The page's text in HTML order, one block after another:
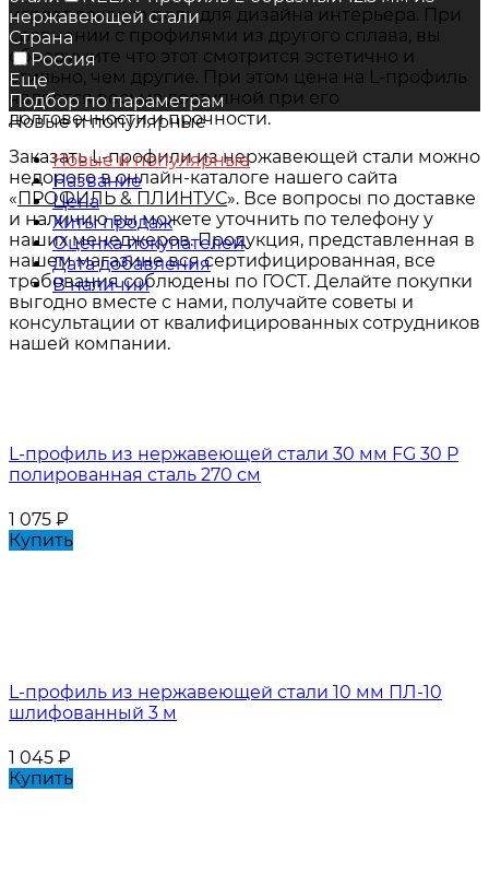
играет важную роль для дизайна интерьера. При
сравнении с профилями из другого сплава, вы
обнаружите что этот смотрится эстетично и
стильно, чем другие. При этом цена на L-профиль
является весьма доступной при его
долговечности и прочности.
Заказать L-профили из нержавеющей стали можно
недорого в онлайн-каталоге нашего сайта
«ПРОФИЛЬ & ПЛИНТУС». Все вопросы по доставке
и наличию вы можете уточнить по телефону у
наших менеджеров. Продукция, представленная в
нашем магазине вся сертифицированная, все
требования соблюдены по ГОСТ. Делайте покупки
выгодно вместе с нами, получайте советы и
консультации от квалифицированных сотрудников
нашей компании.
нержавеющей стали
Страна
Россия
Еще
Подбор по параметрам
Новые и популярные
Новые и популярные
Название
Цена
Хиты продаж
Оценка покупателей
Дата добавления
В наличии
L-профиль из нержавеющей стали 30 мм FG 30 P
полированная сталь 270 см
1 075 ₽
Купить
L-профиль из нержавеющей стали 10 мм ПЛ-10
шлифованный 3 м
1 045 ₽
Купить